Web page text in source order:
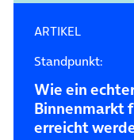
ARTIKEL
Standpunkt:
Wie ein
Binnenmarkt
erreicht